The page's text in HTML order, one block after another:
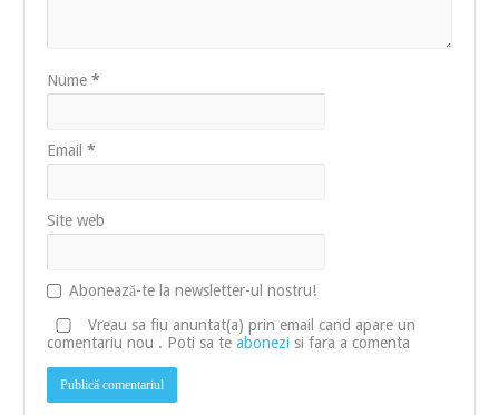
Nume*
Email*
Site web
Abonează-te la newsletter-ul nostru!
Vreau sa fiu anuntat(a) prin email cand apare un
comentariu nou . Poti sa teabonezi si fara a comenta